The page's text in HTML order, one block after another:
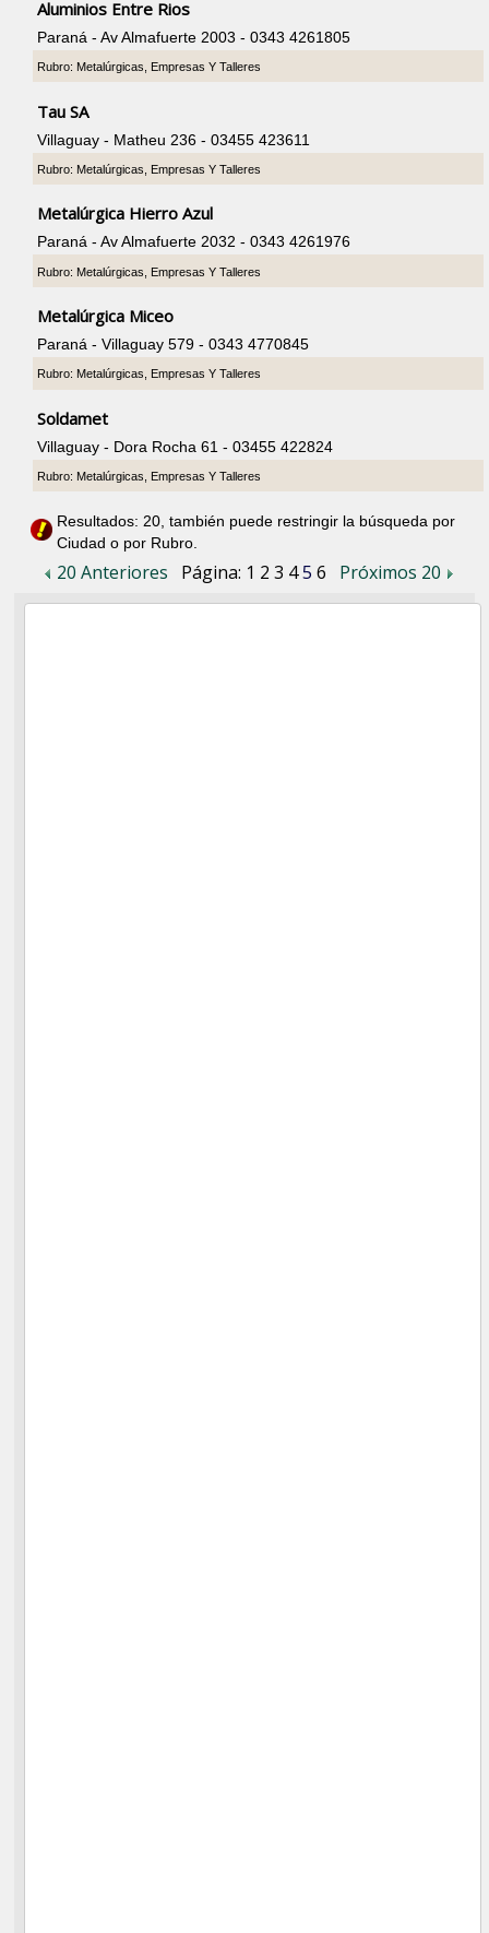
Aluminios Entre Rios
Paraná - Av Almafuerte 2003 - 0343 4261805
Rubro: Metalúrgicas, Empresas Y Talleres
Tau SA
Villaguay - Matheu 236 - 03455 423611
Rubro: Metalúrgicas, Empresas Y Talleres
Metalúrgica Hierro Azul
Paraná - Av Almafuerte 2032 - 0343 4261976
Rubro: Metalúrgicas, Empresas Y Talleres
Metalúrgica Miceo
Paraná - Villaguay 579 - 0343 4770845
Rubro: Metalúrgicas, Empresas Y Talleres
Soldamet
Villaguay - Dora Rocha 61 - 03455 422824
Rubro: Metalúrgicas, Empresas Y Talleres
Resultados: 20, también puede restringir la búsqueda por
Ciudad o por Rubro.
20 Anteriores Página: 1 2 3 45 6 Próximos 20